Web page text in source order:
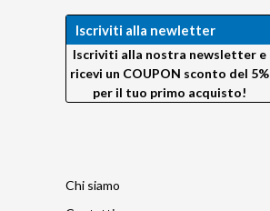
Iscriviti alla newletter
Iscriviti alla nostra newsletter e
ricevi un COUPON sconto del 5%
per il tuo primo acquisto!
Chi siamo